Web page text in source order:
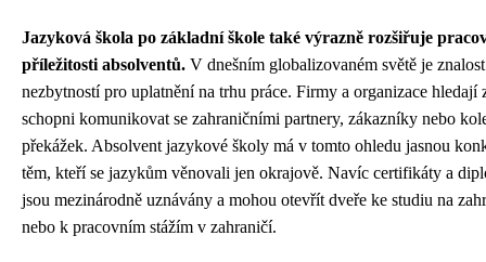
Jazyková škola po základní škole také výrazně rozšiřuje
příležitosti absolventů. V dnešním globalizovaném světě je
nezbytností pro uplatnění na trhu práce. Firmy a organizace hledají
schopni komunikovat se zahraničními partnery, zákazníky nebo
překážek. Absolvent jazykové školy má v tomto ohledu jasnou
těm, kteří se jazykům věnovali jen okrajově. Navíc certifikáty a
jsou mezinárodně uznávány a mohou otevřít dveře ke studiu na
nebo k pracovním stážím v zahraničí.